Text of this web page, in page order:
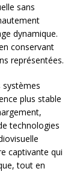
sans
dynamique.
conservant
représentées.
systèmes
plus stable
technologies
captivante qui
tout en